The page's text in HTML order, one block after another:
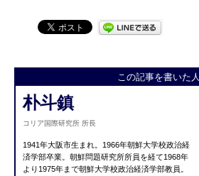
この記事を書いた人
朴斗鎮
コリア国際研究所 所長
1941年大阪市生まれ。1966年朝鮮大学校政治経
済学部卒業。朝鮮問題研究所所員を経て1968年
より1975年まで朝鮮大学校政治経済学部教員。